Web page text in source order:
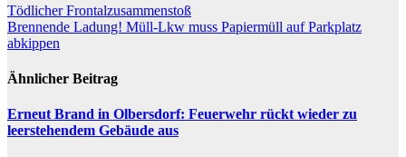
Beitragsnavigation
Tödlicher Frontalzusammenstoß
Brennende Ladung! Müll-Lkw muss Papiermüll auf Parkplatz
abkippen
Ähnlicher Beitrag
Erneut Brand in Olbersdorf: Feuerwehr rückt wieder zu
leerstehendem Gebäude aus